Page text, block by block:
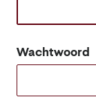
Wachtwoord